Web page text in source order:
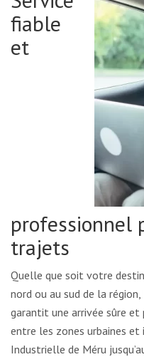
fiable
et
professionnel
trajets
Quelle que soit votre
nord ou au sud de la
garantit une arrivée sûre
entre les zones urbaines
Industrielle de Méru